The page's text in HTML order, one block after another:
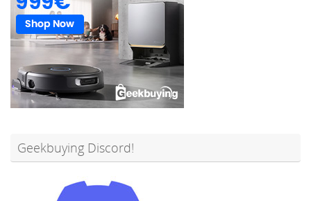
Geekbuying Discord!